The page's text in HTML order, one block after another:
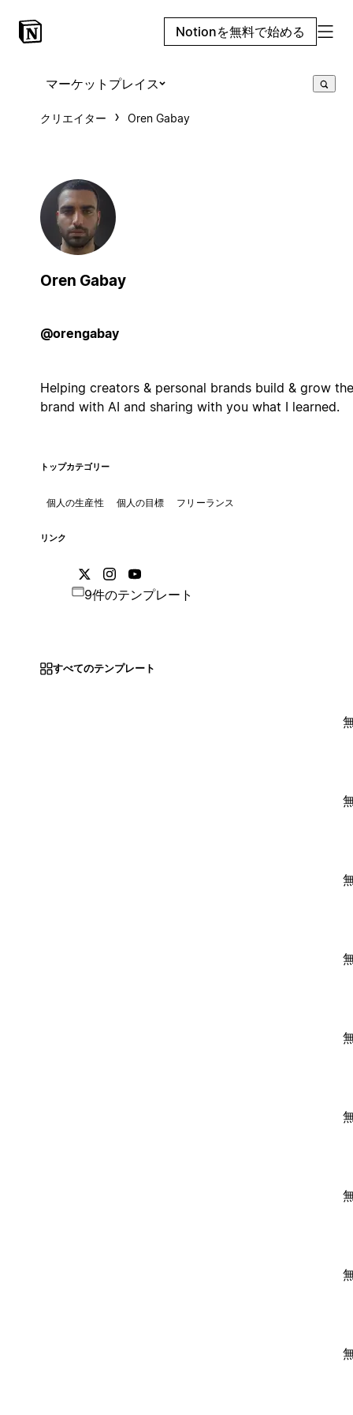
Notionを無料で始める
マーケットプレイス
クリエイター Oren Gabay
Oren Gabay
@orengabay
Helping creators & personal brands build & grow
brand with AI and sharing with you what I learned.
トップカテゴリー
個人の生産性 個人の目標 フリーランス
リンク
9件のテンプレート
すべてのテンプレート